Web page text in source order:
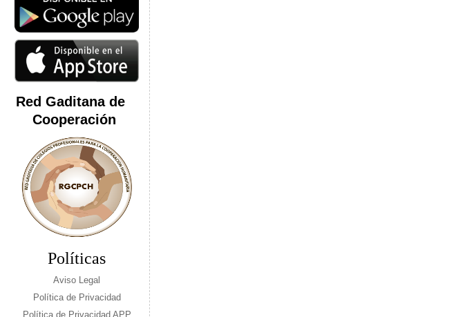
Red Gaditana de
Cooperación
Políticas
Aviso Legal
Política de Privacidad
Política de Privacidad APP